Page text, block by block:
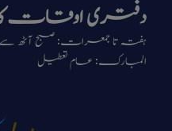
دفترى اوقات
ہفتہ تا جمعرات: صبح آٹھ
المبارک: عام تعطیل